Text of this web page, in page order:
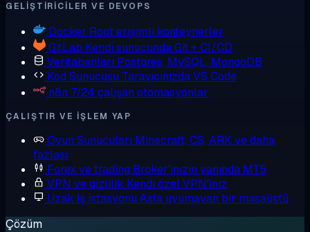
GELIŞTIRICILER VE DEVOPS
Docker Root erişimli konteynerler
GitLab Kendi sunucunda Git + CI/CD
Veritabanları Postgres, MySQL, MongoDB
Kod Sunucusu Tarayıcınızda VS Code
n8n 7/24 çalışan otomasyonlar
ÇALIŞTIR VE IŞLEM YAP
Oyun Sunucuları Minecraft, CS, ARK ve daha
fazlası
Forex ve trading Broker'ınızın yanında MT5
VPN ve gizlilik Kendi özel VPN'iniz
Uzak iş istasyonu Asla uyumayan bir masaüstü
Çözüm